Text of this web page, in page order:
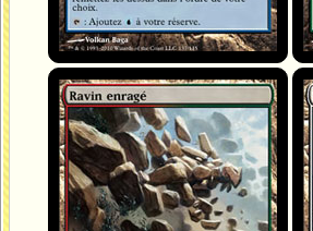
Ravin enragé